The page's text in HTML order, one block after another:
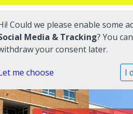
Home
Onze school
Could we please enable some
Media & Tracking? You
your consent later.
me choose I